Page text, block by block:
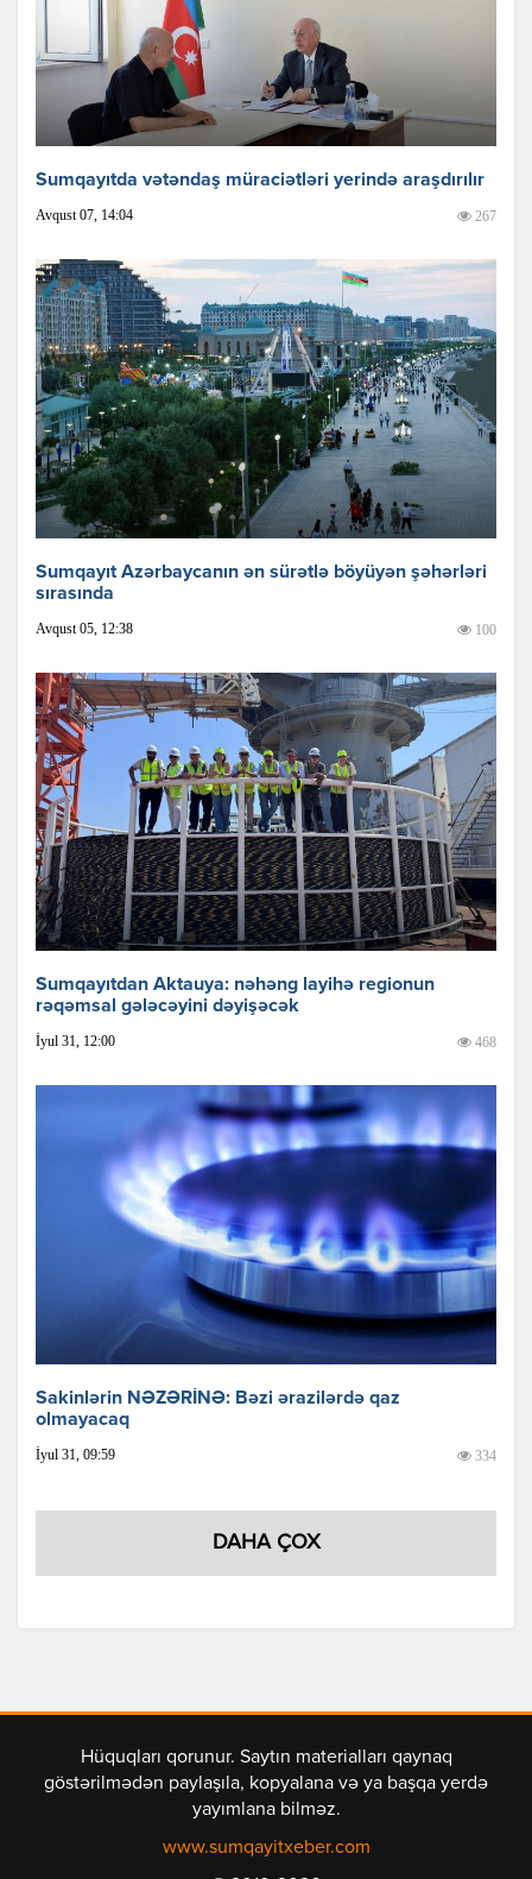
Sumqayıtda vətəndaş müraciətləri yerində araşdırılır
Avqust 07, 14:04 267
Sumqayıt Azərbaycanın ən sürətlə böyüyən şəhərləri
sırasında
Avqust 05, 12:38 100
Sumqayıtdan Aktauya: nəhəng layihə regionun
rəqəmsal gələcəyini dəyişəcək
İyul 31, 12:00 468
Sakinlərin NƏZƏRİNƏ: Bəzi ərazilərdə qaz
olmayacaq
İyul 31, 09:59 334
DAHA ÇOX
Hüquqları qorunur. Saytın materialları qaynaq
göstərilmədən paylaşıla, kopyalana və ya başqa yerdə
yayımlana bilməz.
www.sumqayitxeber.com